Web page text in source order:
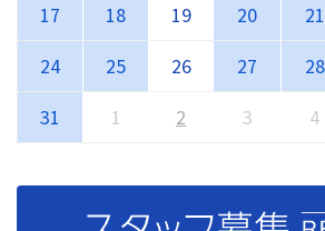
17
18 19 20 21
24
25 26 27 28
31
1 2 3 4